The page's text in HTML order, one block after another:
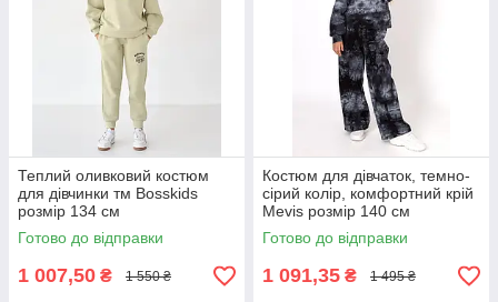
Теплий оливковий костюм
для дівчинки тм Bosskids
розмір 134 см
Готово до відправки
1 007,50 ₴ 1 550 ₴
Костюм для дівчаток, темно-
сірий колір, комфортний крій
Mevis розмір 140 см
Готово до відправки
1 091,35 ₴ 1 495 ₴